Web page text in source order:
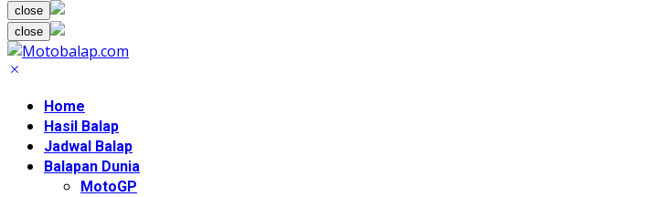
close
close
Home
Hasil Balap
Jadwal Balap
Balapan Dunia
MotoGP